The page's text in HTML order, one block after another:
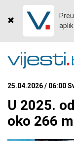
25.04.2026 / 06:00
U 2025.
oko 266